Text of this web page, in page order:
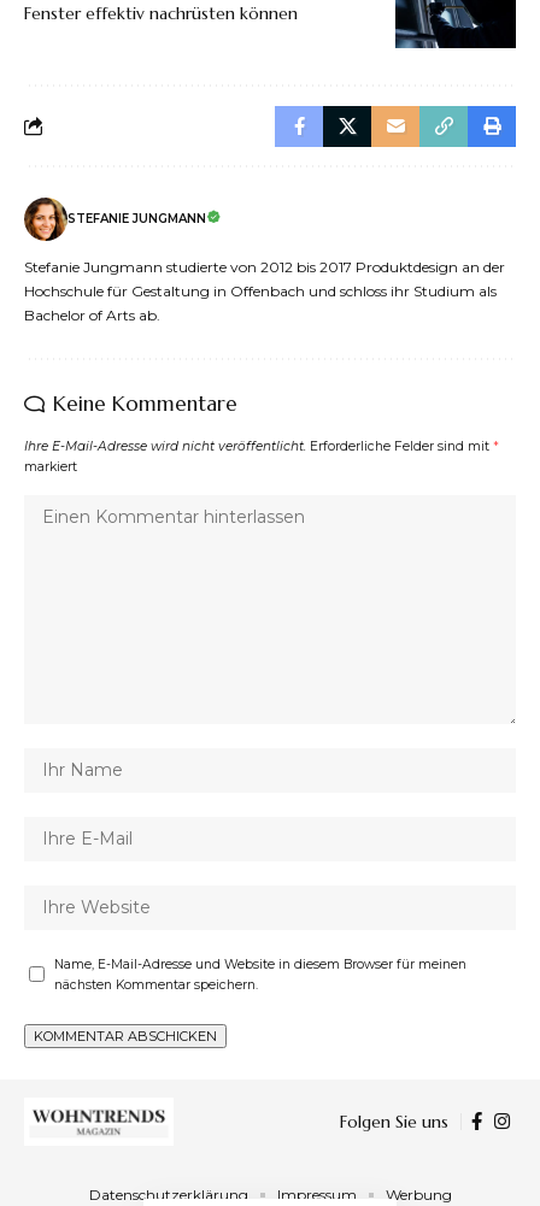
Fenster effektiv nachrüsten können
STEFANIE JUNGMANN
Stefanie Jungmann studierte von 2012 bis 2017 Produktdesign an der
Hochschule für Gestaltung in Offenbach und schloss ihr Studium als
Bachelor of Arts ab.
Keine Kommentare
Ihre E-Mail-Adresse wird nicht veröffentlicht. Erforderliche Felder sind mit *
markiert
Name, E-Mail-Adresse und Website in diesem Browser für meinen
nächsten Kommentar speichern.
Folgen Sie uns
Datenschutzerklärung Impressum Werbung